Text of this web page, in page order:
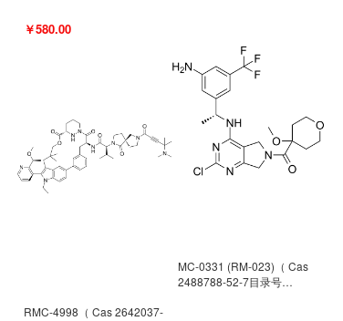
￥580.00
RMC-4998（ Cas 2642037-
MC-0331 (RM-023)（ Cas
2488788-52-7目录号